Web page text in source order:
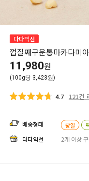
다다익선
껍질째구운통마카다미
11,980원
(100g당 3,423원)
4.7 121건
배송형태 당일
다다익선 2개 이상